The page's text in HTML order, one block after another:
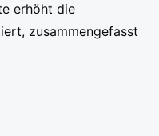
erhöht die
zusammengefasst